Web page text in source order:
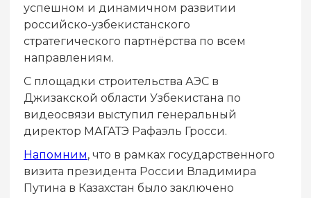
успешном и динамичном развитии
российско-узбекистанского
стратегического партнёрства по всем
направлениям.
С площадки строительства АЭС в
Джизакской области Узбекистана по
видеосвязи выступил генеральный
директор МАГАТЭ Рафаэль Гросси.
Напомним, что в рамках государственного
визита президента России Владимира
Путина в Казахстан было заключено